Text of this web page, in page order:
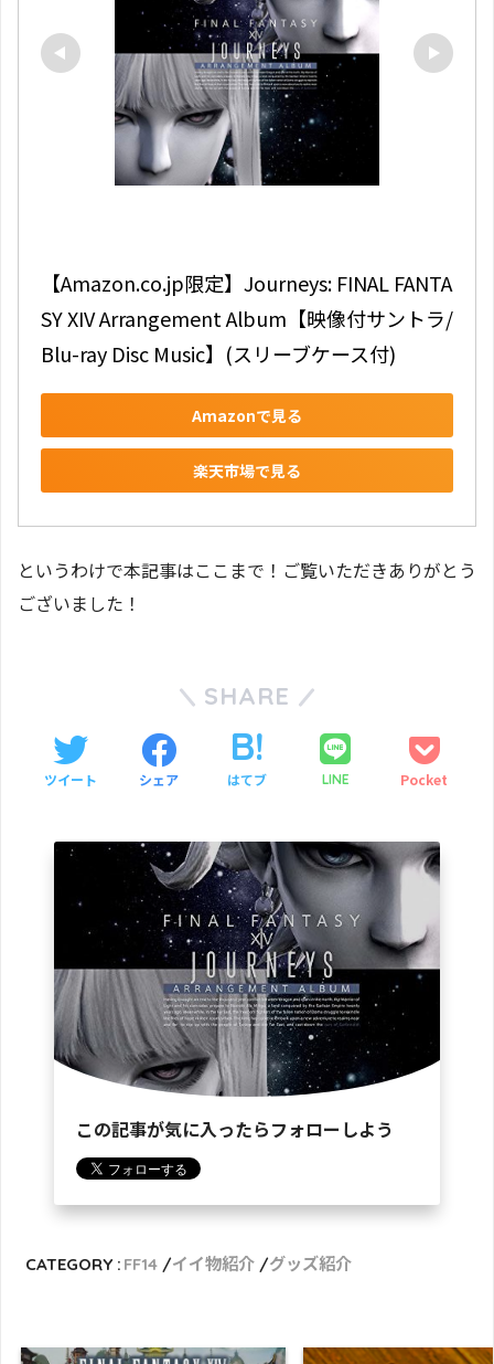
【Amazon.co.jp限定】Journeys: FINAL FANTA
SY XIV Arrangement Album【映像付サントラ/
Blu-ray Disc Music】(スリーブケース付)
Amazonで見る
楽天市場で見る
というわけで本記事はここまで！ご覧いただきありがとう
ございました！
SHARE
ツイート シェア はてブ LINE Pocket
この記事が気に入ったらフォローしよう
CATEGORY : FF14 イイ物紹介 グッズ紹介